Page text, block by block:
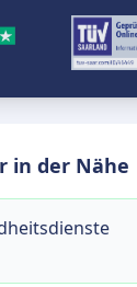
in der Nähe